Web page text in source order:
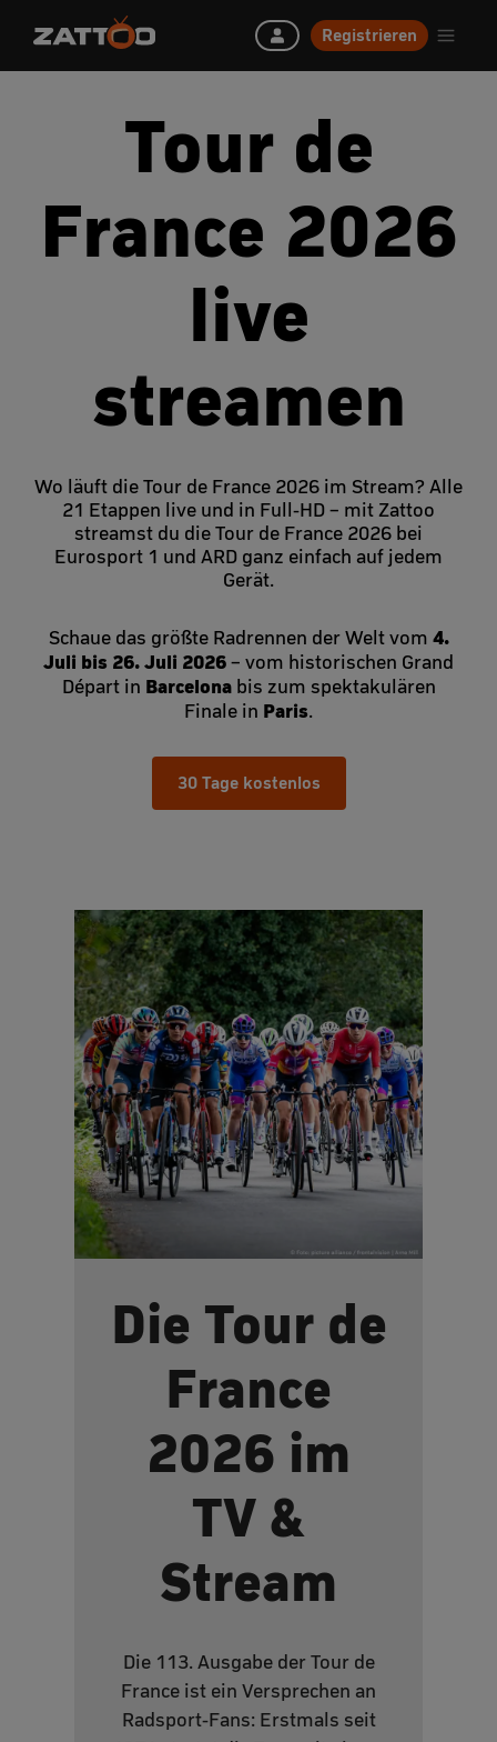
Registrieren
Tour de
France 2026
live
streamen
Wo läuft die Tour de France 2026 im Stream? Alle
21 Etappen live und in Full-HD – mit Zattoo
streamst du die Tour de France 2026 bei
Eurosport 1 und ARD ganz einfach auf jedem
Gerät.
Schaue das größte Radrennen der Welt vom 4.
Juli bis 26. Juli 2026 – vom historischen Grand
Départ in Barcelonabis zum spektakulären
Finale in Paris.
30 Tage kostenlos
Die Tour de
France
2026 im
TV &
Stream
Die 113. Ausgabe der Tour de
France ist ein Versprechen an
Radsport-Fans: Erstmals seit